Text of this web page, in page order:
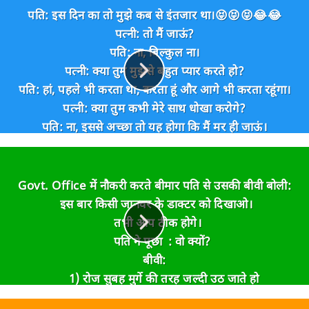
पति: इस दिन का तो मुझे कब से इंतजार था।😝😝😝😂😂
पत्नी: तो मैं जाऊं?
पति: ना, बिल्कुल ना।
पत्नी: क्या तुम मुझसे बहुत प्यार करते हो?
पति: हां, पहले भी करता था, करता हूं और आगे भी करता रहूंगा।
पत्नी: क्या तुम कभी मेरे साथ धोखा करोगे?
पति: ना, इससे अच्छा तो यह होगा कि मैं मर ही जाऊं।
पत्नी: क्या तुम मुझे हमेशा प्यार करोगे?
पत्नी: क्या तुम मुझे कभी मारोगे?
पति: ना, मैं ऐसा आदमी नहीं हूं।
पत्नी: मैं, क्या तुम पर भरोसा कर सकती हूं।
पति: हां।
पत्नी: ओ हो... डार्लिंग।👍
शादी के बाद:
Govt. Office में नौकरी करते बीमार पति से उसकी बीवी बोली:
इस बार किसी जानवर के डाक्टर को दिखाओ।
तभी आप ठीक होगे।
पति ने पूछा : वो क्यों?
बीवी:
1) रोज सुबह मुर्गे की तरह जल्दी उठ जाते हो
2) घोडे की तरह भाग कर duty चले जाते हो।